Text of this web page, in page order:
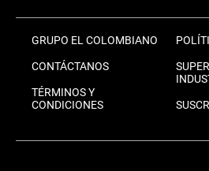
GRUPO EL COLOMBIANO
CONTÁCTANOS
TÉRMINOS Y
CONDICIONES